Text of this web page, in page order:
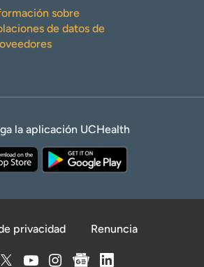
sobre
de datos de
la aplicación UCHealth
privacidad Renuncia